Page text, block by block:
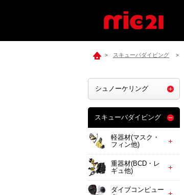
> スキューバダイビング >
シュノーケリング
スキューバダイビング
軽器材(マスク・
フィン他)
重器材(BCD・レ
ギュ他)
ダイブコンピュー